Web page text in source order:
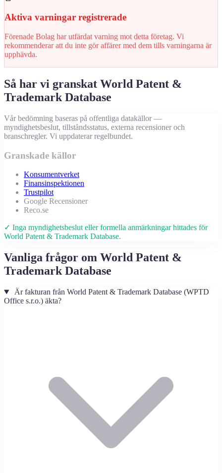
Aktiva varningar registrerade
Förenade Bolag har utfärdat varning mot detta företag. Vi
rekommenderar att du inte gör affärer med dem tills varningarna är
upphävda.
Så har vi granskat World Patent &
Trademark Database
Vår bedömning baseras på offentliga datakällor —
myndighetsbeslut, tillståndsstatus, externa recensioner och
branschregler. Vi uppdaterar regelbundet.
Granskade källor
Konsumentverket
Finansinspektionen
Trustpilot
Google Recensioner
Reco.se
✓ Inga myndighetsbeslut eller formella anmärkningar hittades för
World Patent & Trademark Database.
Vanliga frågor om World Patent &
Trademark Database
Är fakturan från World Patent & Trademark Database (WPTD
Office s.r.o.) äkta?